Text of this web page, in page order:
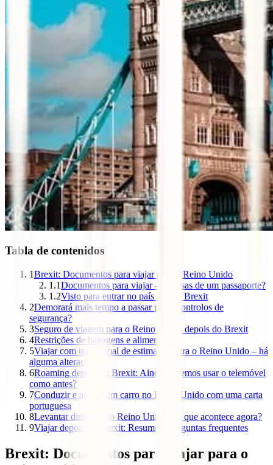
Tabla de contenidos
1Brexit: Documentos para viajar para o Reino Unido
1.1Documentos para viajar – precisas de um passaporte?
1.2Visto para entrar no país após o Brexit
2Demorará mais tempo a passar pelos controlos de
segurança?
3Seguro de viagem para o Reino Unido depois do Brexit
4Restrições de bagagens e alimentos
5Viajar com um animal de estimação para o Reino Unido – há
alguma alteração?
6Roaming depois do Brexit: Ainda podemos usar o telemóvel
como antes?
7Conduzir e alugar um carro no Reino Unido com uma carta
portuguesa
8Levantar dinheiro no Reino Unido – o que acontece agora?
9Viajar depois do Brexit: Resumo e perguntas frequentes
Brexit: Documentos para viajar para o